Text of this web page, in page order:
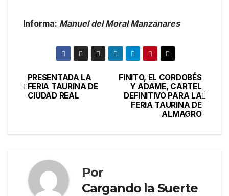
Informa: Manuel del Moral Manzanares
FINITO, EL CORDOBÉS
Y ADAME, CARTEL
DEFINITIVO PARA LA
FERIA TAURINA DE
ALMAGRO
PRESENTADA LA
FERIA TAURINA DE
CIUDAD REAL
Por
Cargando la Suerte